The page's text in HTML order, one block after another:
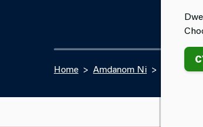
Home Amdanom Ni